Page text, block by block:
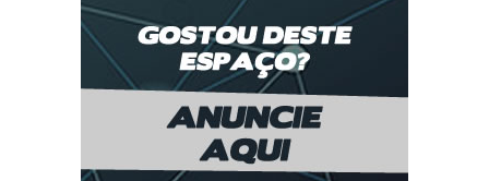
Comentários
RELATED TOPICS: COMISSÃO CUIABÁ
DESTAQUE
ESPECIAL ICMS IMPACTOS LEI
NOVA
REVISAR VEREADOR
Prefeito Abilio Brunini e gestão municipal lamentam o